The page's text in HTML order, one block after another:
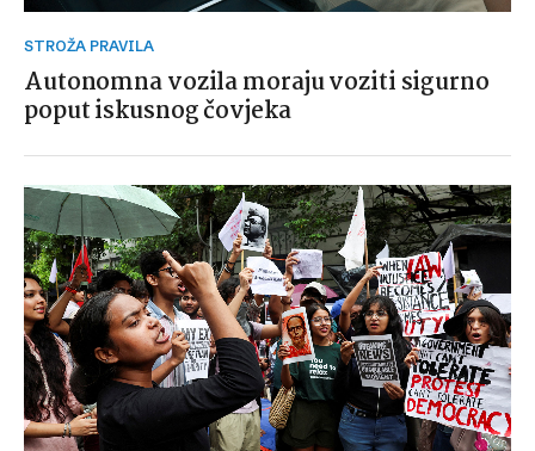
STROŽA PRAVILA
Autonomna vozila moraju voziti sigurno
poput iskusnog čovjeka